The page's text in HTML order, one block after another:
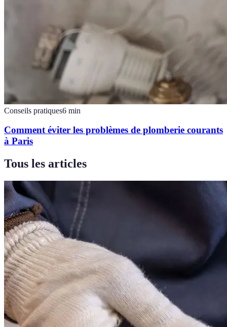
Conseils pratiques6 min
Comment éviter les problèmes de plomberie courants
à Paris
Tous les articles